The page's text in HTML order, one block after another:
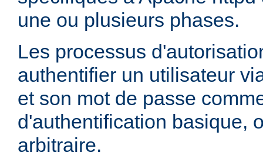
une ou plusieurs phases.
Les processus
authentifier un utilisateur
et son mot de passe
d'authentification basique,
arbitraire.